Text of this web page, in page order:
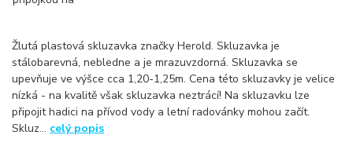
Žlutá plastová skluzavka značky Herold. Skluzavka je
stálobarevná, nebledne a je mrazuvzdorná. Skluzavka se
upevňuje ve výšce cca 1,20-1,25m. Cena této skluzavky je velice
nízká - na kvalitě však skluzavka neztrácí! Na skluzavku lze
připojit hadici na přívod vody a letní radovánky mohou začít.
Skluz... celý popis